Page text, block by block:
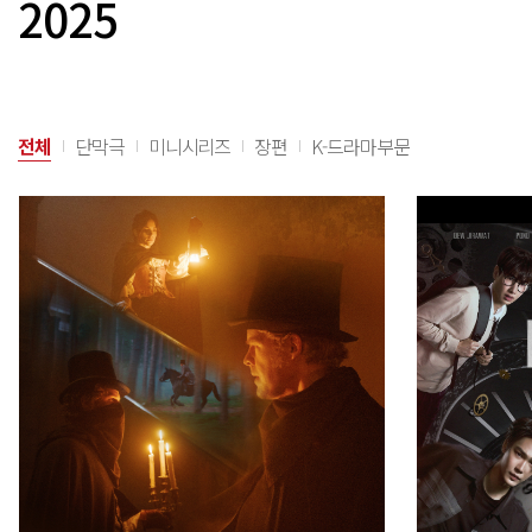
2025
전체 단막극 미니시리즈 장편 K-드라마부문